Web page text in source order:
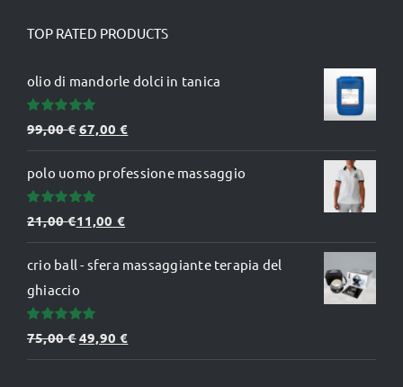
TOP RATED PRODUCTS
olio di mandorle dolci in tanica
Valutato
5.00su 5
99,00€Il
prezzo
originale
era:
99,00 €.
67,00€
prezzo
attuale
polo uomo professione massaggio
Valutato
5.00su 5
21,00€11,00 €
crio ball - sfera massaggiante terapia del
ghiaccio
Valutato
5.00su 5
75,00€Il
prezzo
49,90€
prezzo